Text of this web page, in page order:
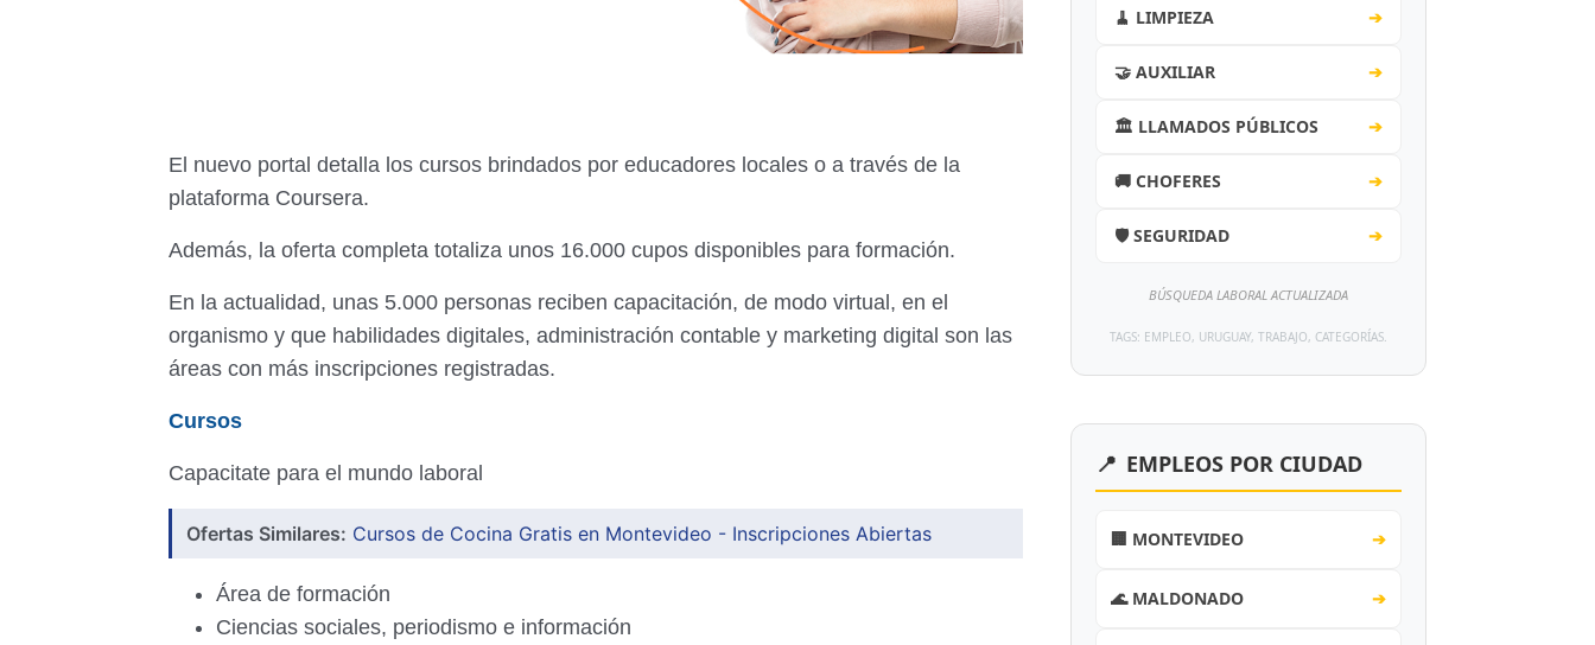
El nuevo portal detalla los cursos brindados por educadores locales o a través de la
plataforma Coursera.
Además, la oferta completa totaliza unos 16.000 cupos disponibles para formación.
En la actualidad, unas 5.000 personas reciben capacitación, de modo virtual, en el
organismo y que habilidades digitales, administración contable y marketing digital son las
áreas con más inscripciones registradas.
Cursos
Capacitate para el mundo laboral
Ofertas Similares: Cursos de Cocina Gratis en Montevideo - Inscripciones Abiertas
Área de formación
Ciencias sociales, periodismo e información
🧹 LIMPIEZA ➔
🤝 AUXILIAR ➔
🏛️ LLAMADOS PÚBLICOS ➔
🚚 CHOFERES ➔
🛡️ SEGURIDAD ➔
BÚSQUEDA LABORAL ACTUALIZADA
TAGS: EMPLEO, URUGUAY, TRABAJO, CATEGORÍAS.
📍 EMPLEOS POR CIUDAD
🏢 MONTEVIDEO ➔
🌊 MALDONADO ➔